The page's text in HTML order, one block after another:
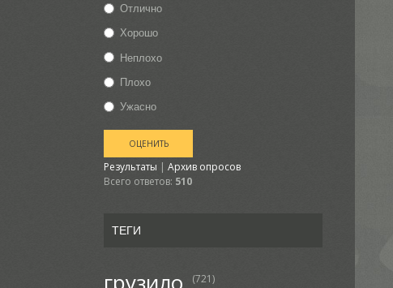
Отлично
Хорошо
Неплохо
Плохо
Ужасно
Результаты
Архив опросов
Всего ответов: 510
ТЕГИ
(721)